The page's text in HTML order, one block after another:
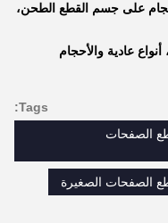
على جسم القطع الطحن،
عادية والأحجام
Tags:
الصفحات
الصفحات الصغيرة